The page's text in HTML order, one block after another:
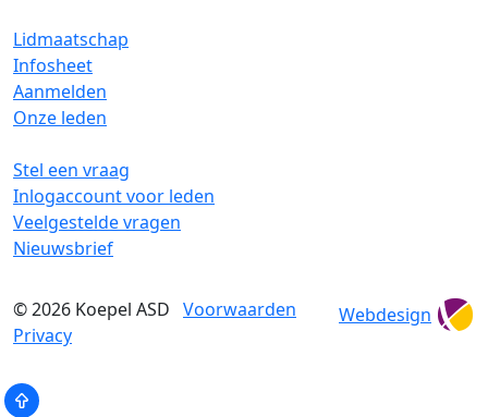
Lidmaatschap
Infosheet
Aanmelden
Onze leden
Stel een vraag
Inlogaccount voor leden
Veelgestelde vragen
Nieuwsbrief
© 2026 Koepel ASD Voorwaarden
Privacy
Webdesign